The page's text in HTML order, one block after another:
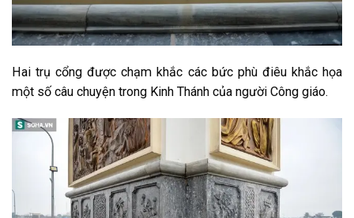
Hai trụ cổng được chạm khắc các bức phù điêu khắc họa
một số câu chuyện trong Kinh Thánh của người Công giáo.